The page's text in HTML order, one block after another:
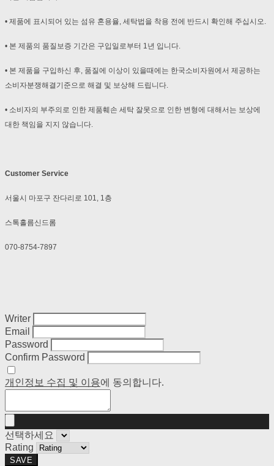
• 제품에 표시되어 있는 섬유 혼용율, 세탁법을 착용 전에 반드시 확인해 주십시오.
• 본 제품의 품질보증 기간은 구입일로부터 1년 입니다.
• 본 제품을 구입하신 후, 품질에 이상이 있을때에는 한국소비자원에서 제공하는
소비자분쟁해결기준으로 해결 및 보상해 드립니다.
• 소비자의 부주의로 인한 제품훼손 세탁 잘못으로 인한 변형에 대해서는 보상에
대한 책임을 지지 않습니다.
Customer Service
서울시 마포구 잔다리로 101, 1층
스톡홀름신드롬
070-8754-7897
Writer
Email
Password
Confirm Password
개인정보 수집 및 이용에 동의합니다.
선택하세요
Rating
SAVE